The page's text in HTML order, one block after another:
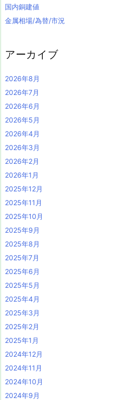
国内銅建値
金属相場/為替/市況
アーカイブ
2026年8月
2026年7月
2026年6月
2026年5月
2026年4月
2026年3月
2026年2月
2026年1月
2025年12月
2025年11月
2025年10月
2025年9月
2025年8月
2025年7月
2025年6月
2025年5月
2025年4月
2025年3月
2025年2月
2025年1月
2024年12月
2024年11月
2024年10月
2024年9月